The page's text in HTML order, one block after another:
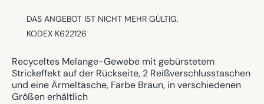
DAS ANGEBOT IST NICHT MEHR GÜLTIG.
KODEX K622126
Recyceltes Melange-Gewebe mit gebürstetem
Strickeffekt auf der Rückseite, 2 Reißverschlusstaschen
und eine Ärmeltasche, Farbe Braun, in verschiedenen
Größen erhältlich